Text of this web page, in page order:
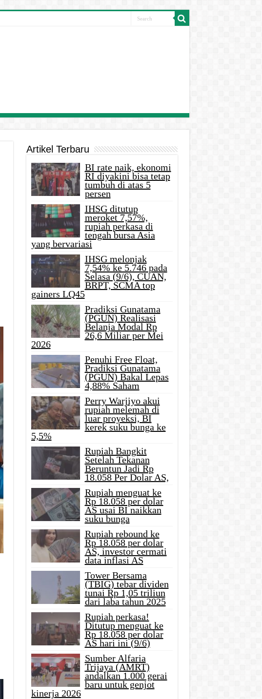
Artikel Terbaru
BI rate naik, ekonomi
RI diyakini bisa tetap
tumbuh di atas 5
persen
IHSG ditutup
meroket 7,57%,
rupiah perkasa di
tengah bursa Asia
yang bervariasi
IHSG melonjak
7,54% ke 5.746 pada
Selasa (9/6), CUAN,
BRPT, SCMA top
gainers LQ45
Pradiksi Gunatama
(PGUN) Realisasi
Belanja Modal Rp
26,6 Miliar per Mei
2026
Penuhi Free Float,
Pradiksi Gunatama
(PGUN) Bakal Lepas
4,88% Saham
Perry Warjiyo akui
rupiah melemah di
luar proyeksi, BI
kerek suku bunga ke
5,5%
Rupiah Bangkit
Setelah Tekanan
Beruntun Jadi Rp
18.058 Per Dolar AS,
Rupiah menguat ke
Rp 18.058 per dolar
AS usai BI naikkan
suku bunga
Rupiah rebound ke
Rp 18.058 per dolar
AS, investor cermati
data inflasi AS
Tower Bersama
(TBIG) tebar dividen
tunai Rp 1,05 triliun
dari laba tahun 2025
Rupiah perkasa!
Ditutup menguat ke
Rp 18.058 per dolar
AS hari ini (9/6)
Sumber Alfaria
Trijaya (AMRT)
andalkan 1.000 gerai
baru untuk genjot
kinerja 2026